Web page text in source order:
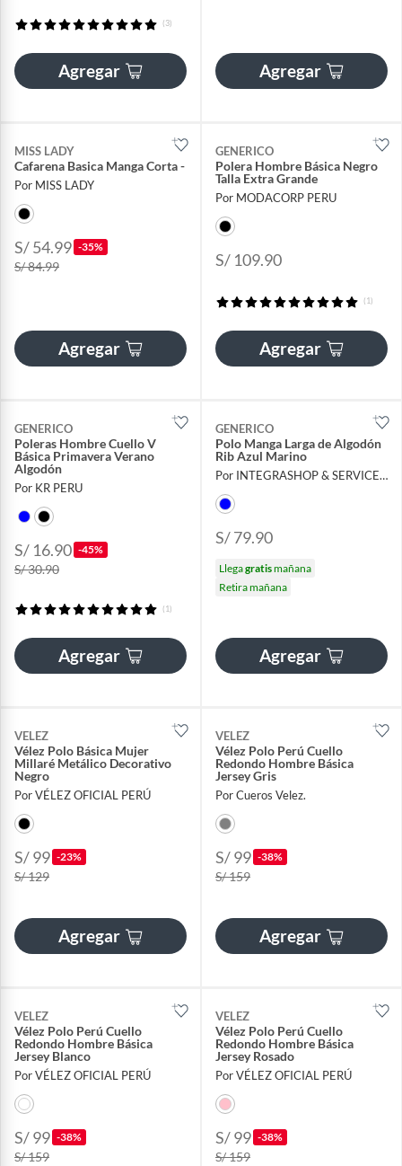
(3)
Agregar Agregar
MISS LADY
Cafarena Basica Manga Corta -
Por MISS LADY
S/ 54.99 -35%
S/ 84.99
Agregar
GENERICO
Polera Hombre Básica Negro
Talla Extra Grande
Por MODACORP PERU
S/ 109.90
(1)
Agregar
GENERICO
Poleras Hombre Cuello V
Básica Primavera Verano
Algodón
Por KR PERU
S/ 16.90 -45%
S/ 30.90
(1)
Agregar
GENERICO
Polo Manga Larga de Algodón
Rib Azul Marino
Por INTEGRASHOP & SERVICE EIRL
S/ 79.90
Llegagratismañana
Retira mañana
Agregar
VELEZ
Vélez Polo Básica Mujer
Millaré Metálico Decorativo
Negro
Por VÉLEZ OFICIAL PERÚ
S/ 99 -23%
S/ 129
Agregar
VELEZ
Vélez Polo Perú Cuello
Redondo Hombre Básica
Jersey Gris
Por Cueros Velez.
S/ 99 -38%
S/ 159
Agregar
VELEZ
Vélez Polo Perú Cuello
Redondo Hombre Básica
Jersey Blanco
Por VÉLEZ OFICIAL PERÚ
S/ 99 -38%
S/ 159
VELEZ
Vélez Polo Perú Cuello
Redondo Hombre Básica
Jersey Rosado
Por VÉLEZ OFICIAL PERÚ
S/ 99 -38%
S/ 159